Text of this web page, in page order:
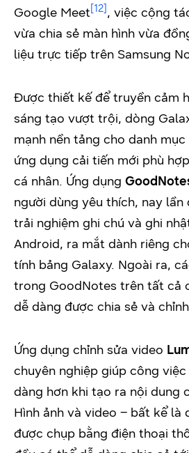
Google Meet[12] , việc cộng
vừa chia sẻ màn hình vừa
liệu trực tiếp trên Samsung
Được thiết kế để truyền cảm
sáng tạo vượt trội, dòng
mạnh nền tảng cho danh
ứng dụng cải tiến mới phù
cá nhân. Ứng dụng
người dùng yêu thích, nay lần
trải nghiệm ghi chú và ghi
Android, ra mắt dành riêng
tính bảng Galaxy. Ngoài ra,
trong GoodNotes trên tất cả
dễ dàng được chia sẻ và
Ứng dụng chỉnh sửa video
chuyên nghiệp giúp công
dàng hơn khi tạo ra nội dung
Hình ảnh và video – bất kể là
được chụp bằng điện thoại